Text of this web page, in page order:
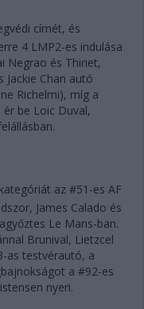
címét, és
4 LMP2-es indulása
Negrao és Thiriet,
Jackie Chan autó
Richelmi), míg a
be Loic Duval,
az #51-es AF
James Calado és
Le Mans-ban.
Brunival, Lietzcel
as testvérautó, a
a #92-es
nyeri.